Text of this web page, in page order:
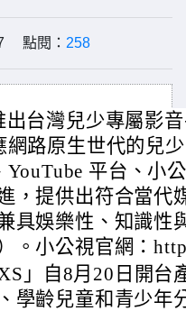
點閱： 258
出台灣兒少專屬影
網路原生世代的兒
YouTube 平台、小
，提供出符合當代
具娛樂性、知識性
。小公視官網：
XS」自8月20日開
學齡兒童和青少年